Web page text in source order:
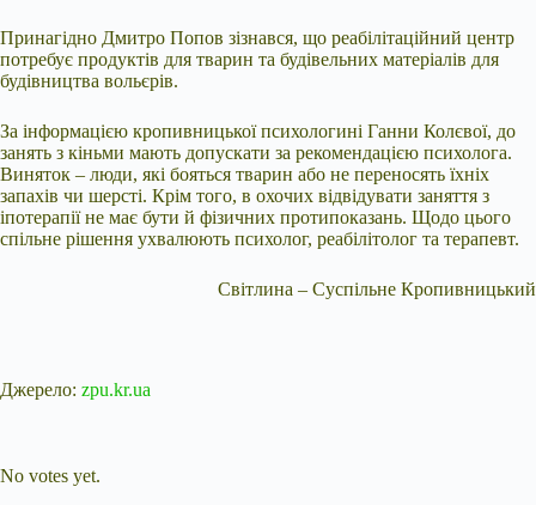
Принагідно Дмитро Попов зізнався, що реабілітаційний центр
потребує продуктів для тварин та будівельних матеріалів для
будівництва вольєрів.
За інформацією кропивницької психологині Ганни Колєвої, до
занять з кіньми мають допускати за рекомендацією психолога.
Виняток – люди, які бояться тварин або не переносять їхніх
запахів чи шерсті. Крім того, в охочих відвідувати заняття з
іпотерапії не має бути й фізичних протипоказань. Щодо цього
спільне рішення ухвалюють психолог, реабілітолог та терапевт.
Світлина – Суспільне Кропивницький
Джерело: zpu.kr.ua
No votes yet.